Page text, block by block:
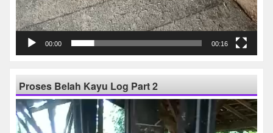
00:00 00:16
Proses Belah Kayu Log Part 2
Pemutar
Video